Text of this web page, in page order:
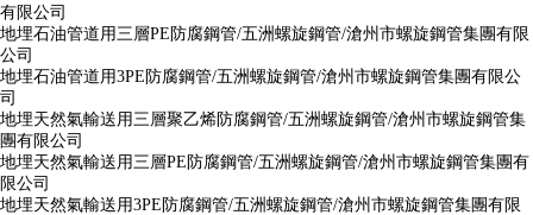
有限公司
地埋石油管道用三層PE防腐鋼管/五洲螺旋鋼管/滄州市螺旋鋼管集團有限
公司
地埋石油管道用3PE防腐鋼管/五洲螺旋鋼管/滄州市螺旋鋼管集團有限公
司
地埋天然氣輸送用三層聚乙烯防腐鋼管/五洲螺旋鋼管/滄州市螺旋鋼管集
團有限公司
地埋天然氣輸送用三層PE防腐鋼管/五洲螺旋鋼管/滄州市螺旋鋼管集團有
限公司
地埋天然氣輸送用3PE防腐鋼管/五洲螺旋鋼管/滄州市螺旋鋼管集團有限